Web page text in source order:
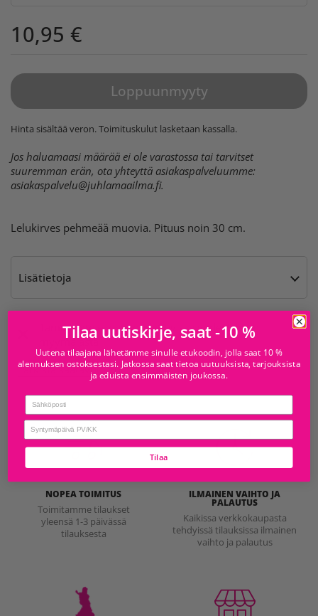
10,95 €
Loppuunmyyty
Hinta sisältää veron.Toimituskulut lasketaan kassalla.
Jos haluamaasi määrää ei ole varastossa tai tarvitset
suuremman erän, ota yhteyttä asiakaspalveluumme:
asiakaspalvelu@juhlamaailma.fi.
Lelukirves pehmeää muovia. Pituus noin 30 cm.
Lisätietoja
Tämä tuote ei ole noudettavissa yhdestäkään
myymälästä
Tarkista saatavuus muissa myymälöissä
NOPEA TOIMITUS
Toimitamme tilaukset
yleensä 1-3 päivässä
tilauksesta
ILMAINEN VAIHTO JA
PALAUTUS
Kaikissa verkkokaupasta
tehdyissä tilauksissa ilmainen
vaihto ja palautus
Tilaa uutiskirje, saat -10 %
Uutena tilaajana lähetämme sinulle etukoodin, jolla saat 10 %
alennuksen ostoksestasi. Jatkossa saat tietoa uutuuksista, tarjouksista
ja eduista ensimmäisten joukossa.
Email
birthday
Tilaa